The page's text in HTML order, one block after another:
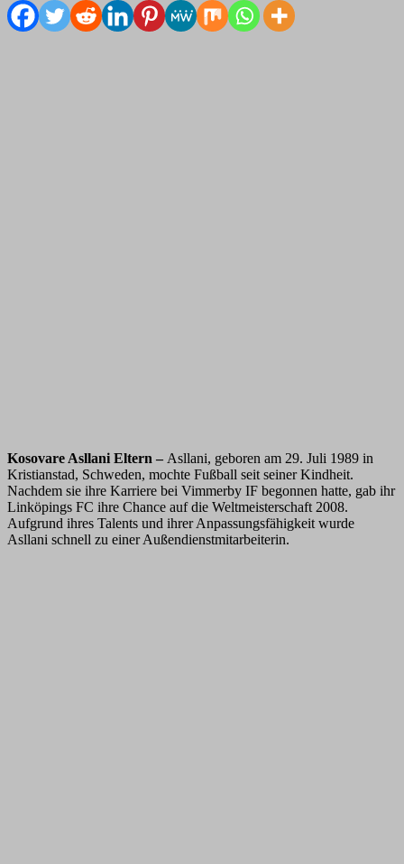
Kosovare Asllani Eltern – Asllani, geboren am 29. Juli 1989 in
Kristianstad, Schweden, mochte Fußball seit seiner Kindheit.
Nachdem sie ihre Karriere bei Vimmerby IF begonnen hatte, gab ihr
Linköpings FC ihre Chance auf die Weltmeisterschaft 2008.
Aufgrund ihres Talents und ihrer Anpassungsfähigkeit wurde
Asllani schnell zu einer Außendienstmitarbeiterin.